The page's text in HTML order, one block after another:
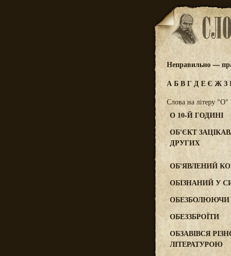
Неправильно —
АБВГДЕЄЖЗ
Слова на літеру "О"
О 10-Й ГОДИНІ
ОБ'ЄКТ
ДРУГИХ
ОБ'ЯВЛЕНИЙ
ОБІЗНАНИЙ У
ОБЕЗБОЛЮЮЧИ
ОБЕЗЗБРОЇТИ
ОБЗАВІВСЯ
ЛІТЕРАТУРОЮ